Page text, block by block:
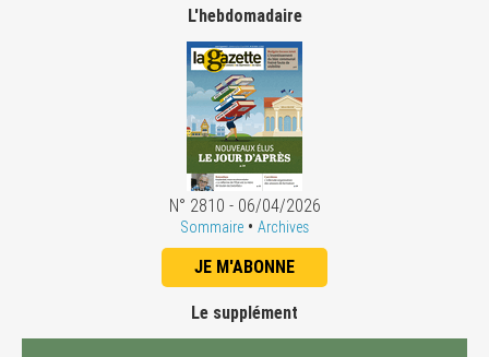
L'hebdomadaire
N° 2810 - 06/04/2026
Sommaire • Archives
JE M'ABONNE
Le supplément